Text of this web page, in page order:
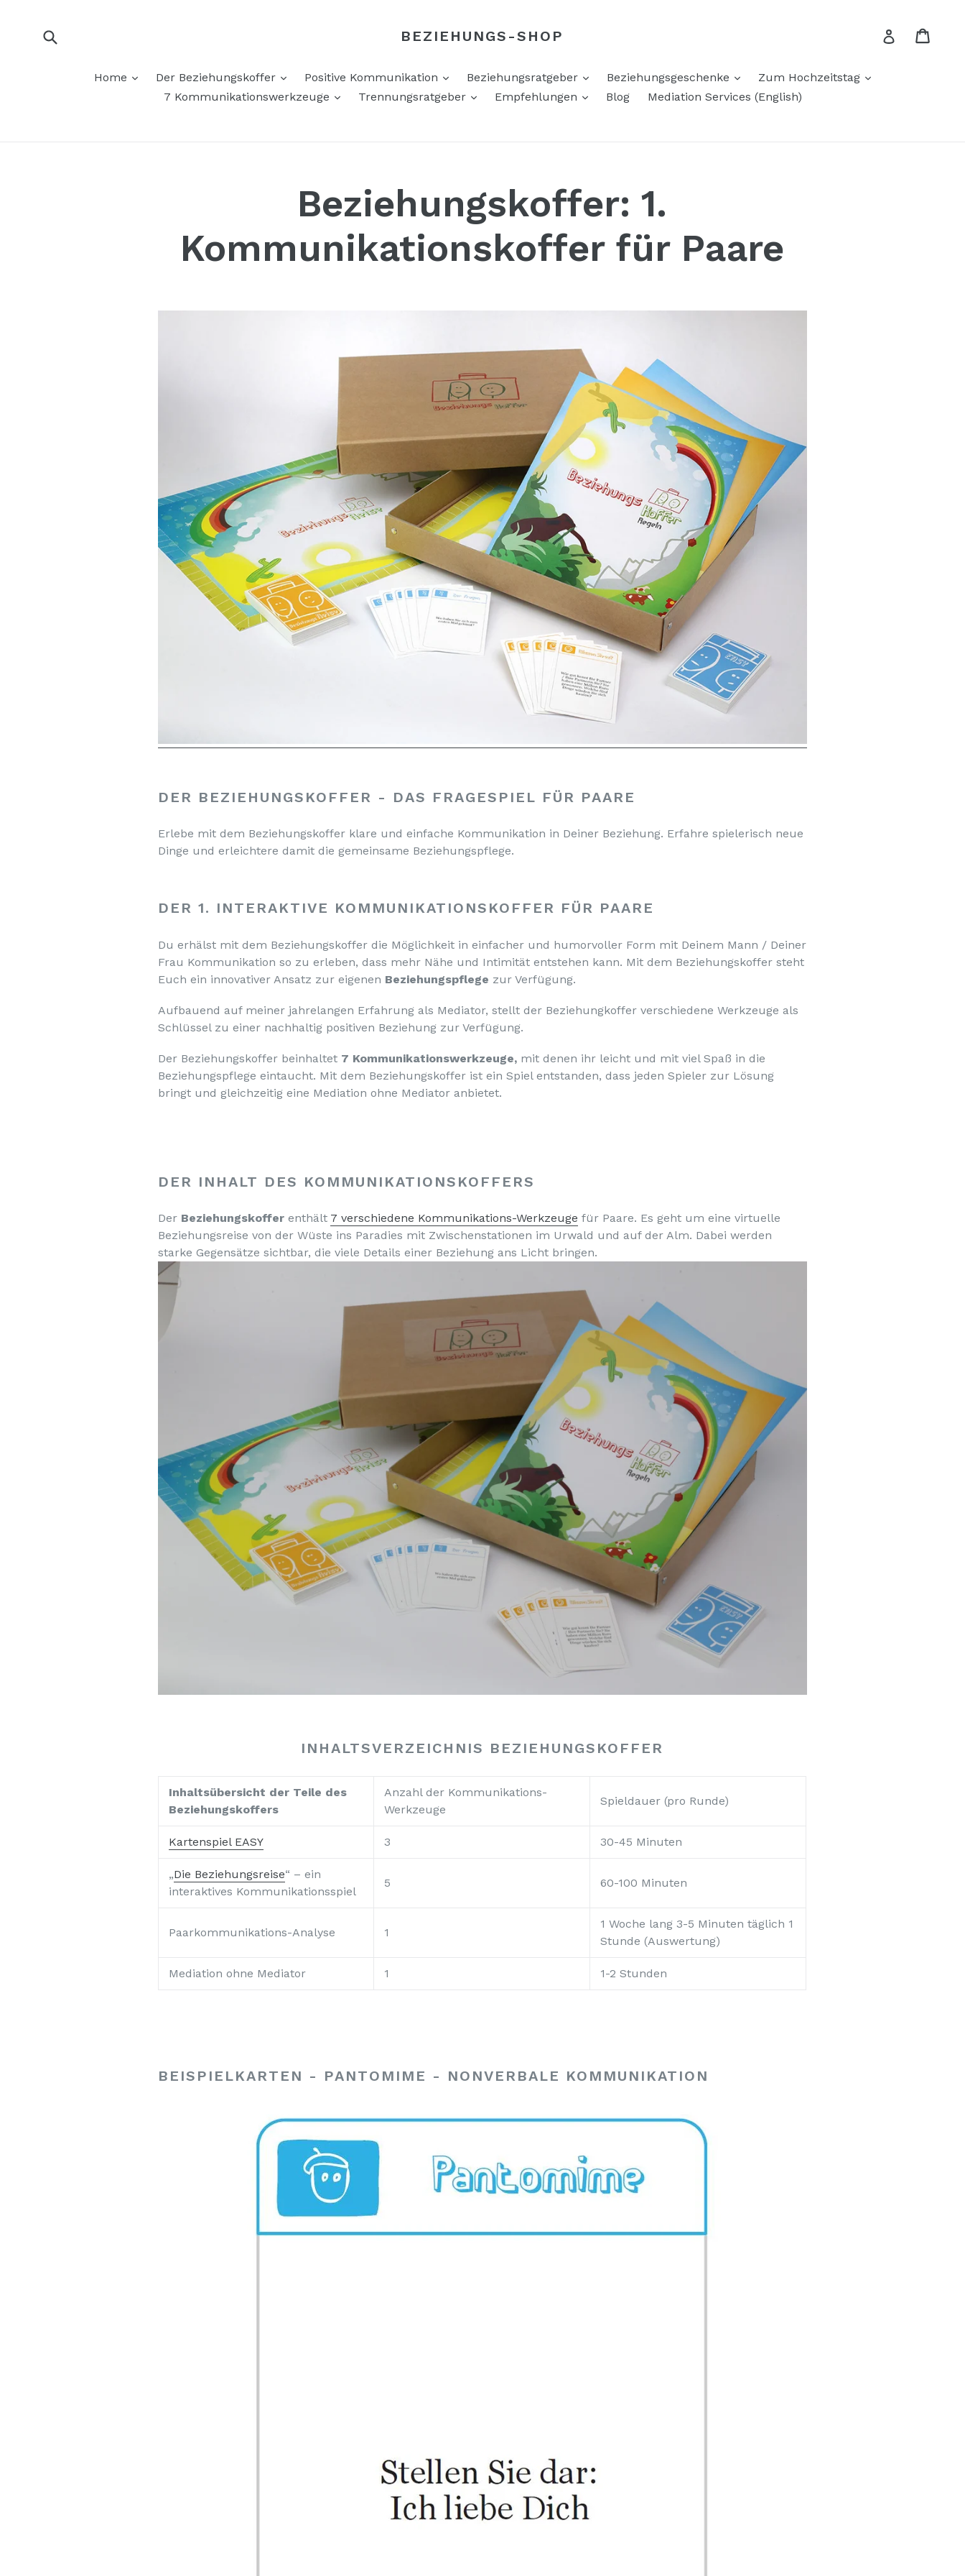
BEZIEHUNGS-SHOP Einloggen
Home ausklappen
Der Beziehungskoffer ausklappen
Positive Kommunikation ausklappen
Beziehungsratgeber ausklappen
Beziehungsgeschenke ausklappen
Zum Hochzeitstag
ausklappen
7 Kommunikationswerkzeuge
ausklappen
Trennungsratgeber ausklappen
Empfehlungen ausklappen
Blog Mediation Services (English)
Beziehungskoffer: 1.
Kommunikationskoffer für Paare
DER BEZIEHUNGSKOFFER - DAS FRAGESPIEL FÜR PAARE
Erlebe mit dem Beziehungskoffer klare und einfache Kommunikation in Deiner Beziehung. Erfahre spielerisch neue
Dinge und erleichtere damit die gemeinsame Beziehungspflege.
DER 1. INTERAKTIVE KOMMUNIKATIONSKOFFER FÜR PAARE
Du erhälst mit dem Beziehungskoffer die Möglichkeit in einfacher und humorvoller Form mit Deinem Mann / Deiner
Frau Kommunikation so zu erleben, dass mehr Nähe und Intimität entstehen kann. Mit dem Beziehungskoffer steht
Euch ein innovativer Ansatz zur eigenen Beziehungspflege zur Verfügung.
Aufbauend auf meiner jahrelangen Erfahrung als Mediator, stellt der Beziehungkoffer verschiedene Werkzeuge als
Schlüssel zu einer nachhaltig positiven Beziehung zur Verfügung.
Der Beziehungskoffer beinhaltet 7 Kommunikationswerkzeuge, mit denen ihr leicht und mit viel Spaß in die
Beziehungspflege eintaucht. Mit dem Beziehungskoffer ist ein Spiel entstanden, dass jeden Spieler zur Lösung
bringt und gleichzeitig eine Mediation ohne Mediator anbietet.
DER INHALT DES KOMMUNIKATIONSKOFFERS
Der Beziehungskoffer enthält 7 verschiedene Kommunikations-Werkzeuge für Paare. Es geht um eine virtuelle
Beziehungsreise von der Wüste ins Paradies mit Zwischenstationen im Urwald und auf der Alm. Dabei werden
starke Gegensätze sichtbar, die viele Details einer Beziehung ans Licht bringen.
INHALTSVERZEICHNIS BEZIEHUNGSKOFFER
Inhaltsübersicht der Teile des
Beziehungskoffers
Anzahl der Kommunikations-
Werkzeuge
Spieldauer (pro Runde)
Kartenspiel EASY 3 30-45 Minuten
„Die Beziehungsreise“ – ein
interaktives Kommunikationsspiel
5 60-100 Minuten
Paarkommunikations-Analyse 1
1 Woche lang 3-5 Minuten täglich 1
Stunde (Auswertung)
Mediation ohne Mediator 1 1-2 Stunden
BEISPIELKARTEN - PANTOMIME - NONVERBALE KOMMUNIKATION